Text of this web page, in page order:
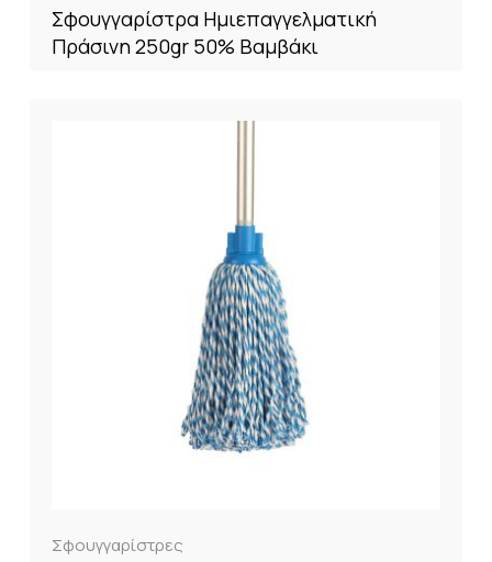
Σφουγγαρίστρα Ημιεπαγγελματική
Πράσινη 250gr 50% Βαμβάκι
Σφουγγαρίστρες